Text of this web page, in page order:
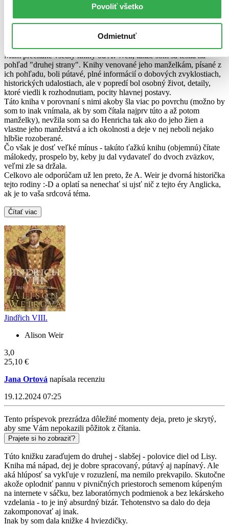
Povoliť všetko
Odmietnuť
Jana Ortová
Mám prečítané všetky knihy od A. Weir, takže som sa tešila na
pohľad "druhej strany". Knihy venované jeho manželkám, písané z
ich pohľadu, boli pútavé, plné informácií o dobových zvyklostiach,
historických udalostiach, ale v popredí bol osobný život, detaily,
ktoré viedli k rozhodnutiam, pocity hlavnej postavy.
Táto kniha v porovnaní s nimi akoby šla viac po povrchu (možno by
som to inak vnímala, ak by som čítala najprv túto a až potom
manželky), nevžila som sa do Henricha tak ako do jeho žien a
vlastne jeho manželstvá a ich okolnosti a deje v nej neboli nejako
hlbšie rozoberané.
Čo však je dosť veľké mínus - takúto ťažkú knihu (objemnú) čítate
málokedy, prospelo by, keby ju dal vydavateľ do dvoch zväzkov,
veľmi zle sa držala.
Celkovo ale odporúčam už len preto, že A. Weir je dvorná historička
tejto rodiny :-D a oplatí sa nenechať si ujsť nič z tejto éry Anglicka,
ak je to vaša srdcová téma.
Čítať viac
Jindřich VIII.
Alison Weir
3,0
25,10 €
Jana Ortová napísala recenziu
19.12.2024 07:25
Tento príspevok prezrádza dôležité momenty deja, preto je skrytý,
aby sme Vám nepokazili pôžitok z čítania.
Prajete si ho zobraziť?
Túto knižku zaraďujem do druhej - slabšej - polovice diel od Lisy.
Kniha má nápad, dej je dobre spracovaný, pútavý aj napínavý. Ale
aká hlúposť sa vykľuje v rozuzlení, ma nemilo prekvapilo. Skutočne
akože oplodniť pannu v pivničných priestoroch semenom kúpeným
na internete v sáčku, bez laboratórnych podmienok a bez lekárskeho
vzdelania - to je iný absurdný bizár. Tehotenstvo sa dalo do deja
zakomponovať aj inak.
Inak by som dala knižke 4 hviezdičky.